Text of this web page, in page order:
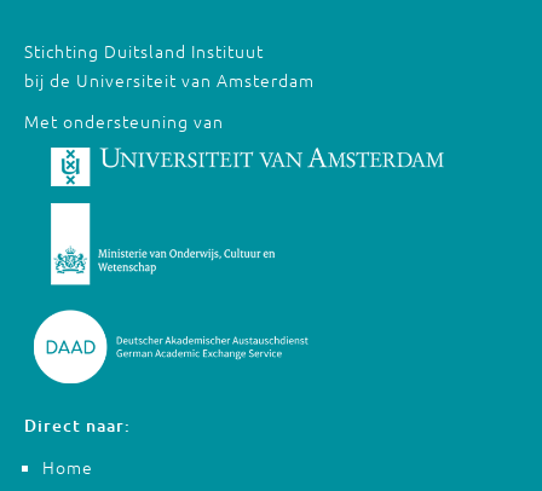
Stichting Duitsland Instituut
bij de Universiteit van Amsterdam
Met ondersteuning van
Direct naar:
Home